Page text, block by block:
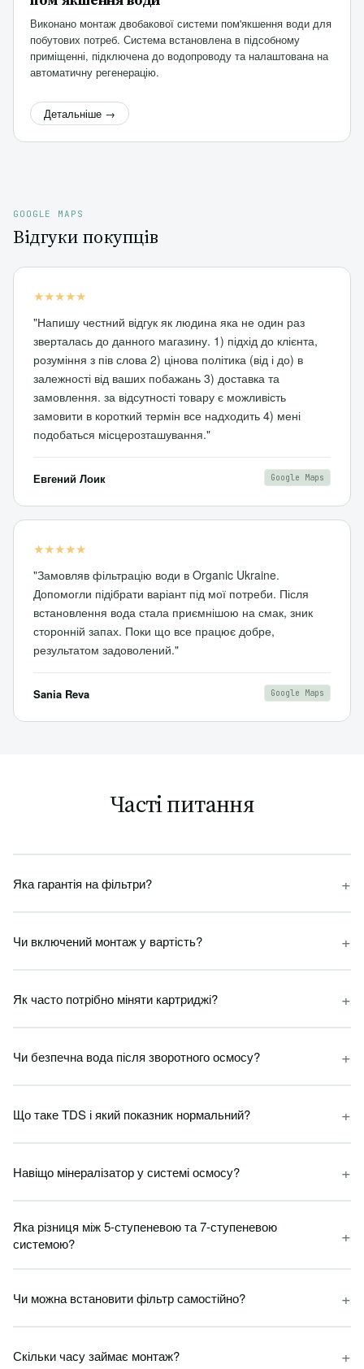
Виконано монтаж двобакової системи пом'якшення води для
побутових потреб. Система встановлена в підсобному
приміщенні, підключена до водопроводу та налаштована на
автоматичну регенерацію.
Детальніше →
GOOGLE MAPS
Відгуки покупців
★★★★★
"Напишу честний відгук як людина яка не один раз
зверталась до данного магазину. 1) підхід до клієнта,
розуміння з пів слова 2) цінова політика (від і до) в
залежності від ваших побажань 3) доставка та
замовлення. за відсутності товару є можливість
замовити в короткий термін все надходить 4) мені
подобаться місцерозташування."
Евгений Лоик Google Maps
★★★★★
"Замовляв фільтрацію води в Organic Ukraine.
Допомогли підібрати варіант під мої потреби. Після
встановлення вода стала приємнішою на смак, зник
сторонній запах. Поки що все працює добре,
результатом задоволений."
Sania Reva Google Maps
Часті питання
Яка гарантія на фільтри? +
Чи включений монтаж у вартість? +
Як часто потрібно міняти картриджі? +
Чи безпечна вода після зворотного осмосу? +
Що таке TDS і який показник нормальний? +
Навіщо мінералізатор у системі осмосу? +
Яка різниця між 5-ступеневою та 7-ступеневою
системою?
+
Чи можна встановити фільтр самостійно? +
Скільки часу займає монтаж? +